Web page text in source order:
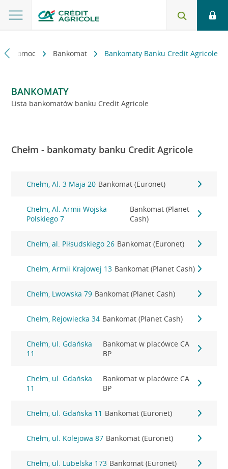
i pomoc Bankomat Bankomaty Banku Credit Agricole
BANKOMATY
Lista bankomatów banku Credit Agricole
Chełm - bankomaty banku Credit Agricole
Chełm, Al. 3 Maja 20 Bankomat (Euronet)
Chełm, Al. Armii Wojska
Polskiego 7
Bankomat (Planet
Cash)
Chełm, al. Piłsudskiego 26 Bankomat (Euronet)
Chełm, Armii Krajowej 13 Bankomat (Planet Cash)
Chełm, Lwowska 79 Bankomat (Planet Cash)
Chełm, Rejowiecka 34 Bankomat (Planet Cash)
Chełm, ul. Gdańska
11
Bankomat w placówce CA
BP
Chełm, ul. Gdańska
11
Bankomat w placówce CA
BP
Chełm, ul. Gdańska 11 Bankomat (Euronet)
Chełm, ul. Kolejowa 87 Bankomat (Euronet)
Chełm, ul. Lubelska 173 Bankomat (Euronet)